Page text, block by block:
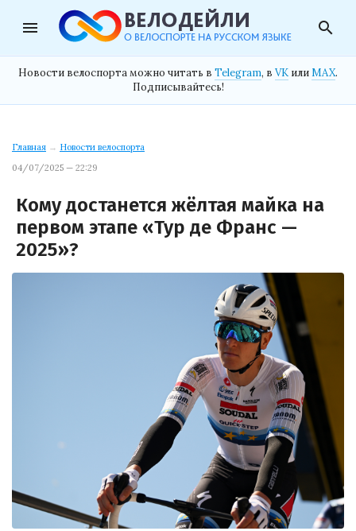
menu search
Новости велоспорта можно читать в Telegram, в VK илиMAX.
Подписывайтесь!
Главная → Новости велоспорта
04/07/2025 — 22:29
Кому достанется жёлтая майка на
первом этапе «Тур де Франс —
2025»?